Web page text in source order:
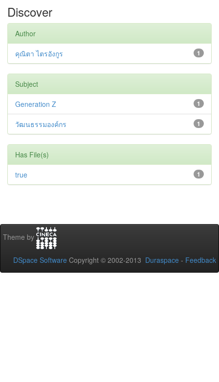
Discover
Author
1
คุณิตา ไตรอังกูร
Subject
1
Generation Z
1
วัฒนธรรมองค์กร
Has File(s)
1
true
Theme by
DSpace Software Copyright © 2002-2013 Duraspace - Feedback